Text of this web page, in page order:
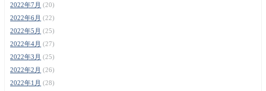
2022年7月 (20)
2022年6月 (22)
2022年5月 (25)
2022年4月 (27)
2022年3月 (25)
2022年2月 (26)
2022年1月 (28)